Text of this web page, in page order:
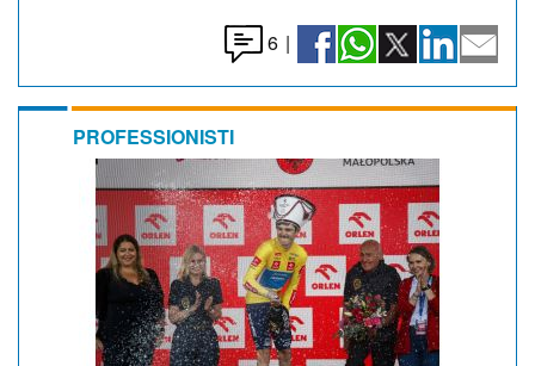
6 |
PROFESSIONISTI